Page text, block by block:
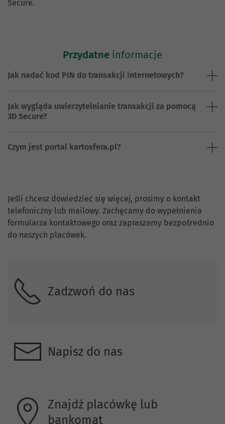
Secure.
Przydatne informacje
Jak nadać kod PIN do transakcji internetowych?
Jak wygląda uwierzytelnianie transakcji za pomocą
3D Secure?
Czym jest portal kartosfera.pl?
Skontaktuj się z nami.
Jeśli chcesz dowiedzieć się więcej, prosimy o kontakt
telefoniczny lub mailowy. Zachęcamy do wypełnienia
formularza kontaktowego oraz zapraszamy bezpośrednio
do naszych placówek.
Zadzwoń do nas
Napisz do nas
Znajdź placówkę lub
bankomat